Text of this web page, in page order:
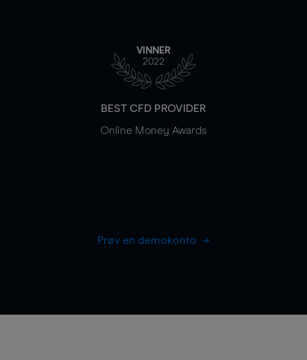
VINNER
2022
BEST CFD PROVIDER
Online Money Awards
Prøv en demokonto